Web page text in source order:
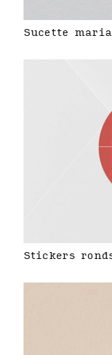
Sucette
Stickers